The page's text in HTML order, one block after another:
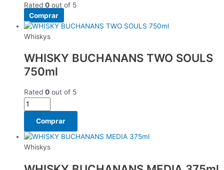
Rated 0 out of 5
Comprar
Whiskys
WHISKY BUCHANANS TWO SOULS
750ml
Rated 0 out of 5
Comprar
Whiskys